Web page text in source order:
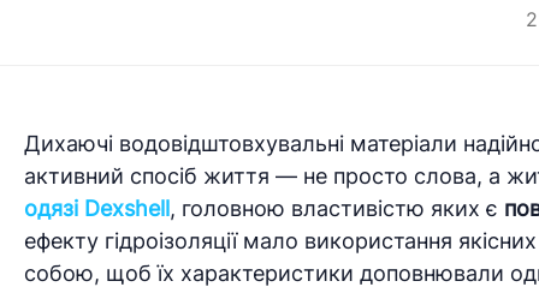
Дихаючі водовідштовхувальні матеріали
активний спосіб життя — не просто слова, а
одязі Dexshell, головною властивістю яких є
ефекту гідроізоляції мало використання
собою, щоб їх характеристики доповнювали